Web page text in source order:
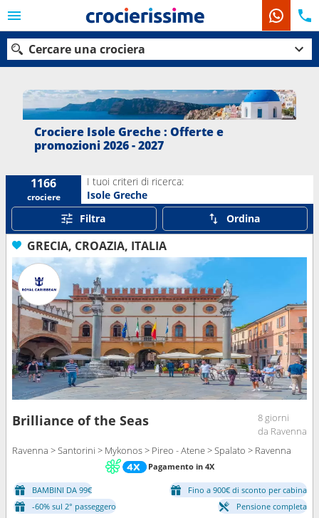
Cercare una crociera
Le nostre destinazioni
Porti
Ricerca
Crociere Isole Greche : Offerte e
promozioni 2026 - 2027
1166
crociere
I tuoi criteri di ricerca:
Isole Greche
Filtra
Ordina
GRECIA, CROAZIA, ITALIA
Brilliance of the Seas
8 giorni
da Ravenna
Ravenna > Santorini > Mykonos > Pireo - Atene > Spalato > Ravenna
Pagamento in 4X
BAMBINI DA 99€
Fino a 900€ di sconto per cabina
-60% sul 2° passeggero
Pensione completa